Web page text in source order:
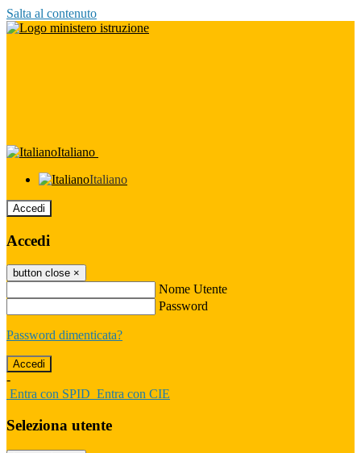
Salta al contenuto
Italiano
Italiano
Accedi
Accedi
button close ×
Nome Utente
Password
Password dimenticata?
-
Entra con SPID Entra con CIE
Seleziona utente